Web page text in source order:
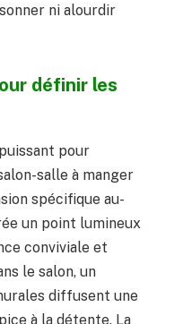
ni alourdir
définir les
pour
salle à manger
spécifique au-
un point lumineux
conviviale et
le salon, un
diffusent une
à la détente. La